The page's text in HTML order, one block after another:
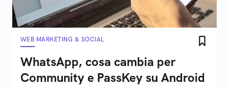
WEB MARKETING & SOCIAL
WhatsApp, cosa cambia per
Community e PassKey su Android